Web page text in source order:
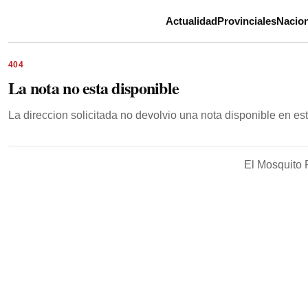
ActualidadProvinciales
404
La nota no esta disponible
La direccion solicitada no devolvio una nota disponible en
El Mosquito